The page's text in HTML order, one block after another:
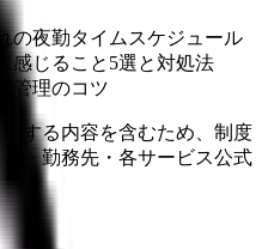
の夜勤タイムスケジュール
感じること5選と対処法
管理のコツ
する内容を含むため、制度
・勤務先・各サービス公式
。